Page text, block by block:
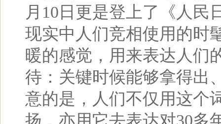
月10日更是登上了《人民
现实中人们竞相使用的时
暖的感觉，用来表达人们
待：关键时候能够拿得出
意的是，人们不仅用这个
扬，亦用它去表达对30多